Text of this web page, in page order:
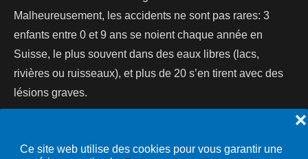
Ce site web utilise des cookies pour vous garantir une
❌
Malheureusement, les accidents ne sont pas rares: 3
enfants entre 0 et 9 ans se noient chaque année en
Suisse, le plus souvent dans des eaux libres (lacs,
rivières ou ruisseaux), et plus de 20 s’en tirent avec des
lésions graves.